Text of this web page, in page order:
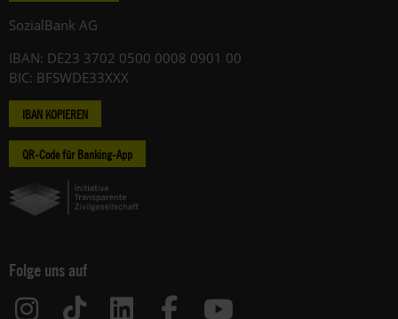
SozialBank AG
IBAN: DE23 3702 0500 0008 0901 00
BIC: BFSWDE33XXX
IBAN KOPIEREN
QR-Code für Banking-App
Folge uns auf